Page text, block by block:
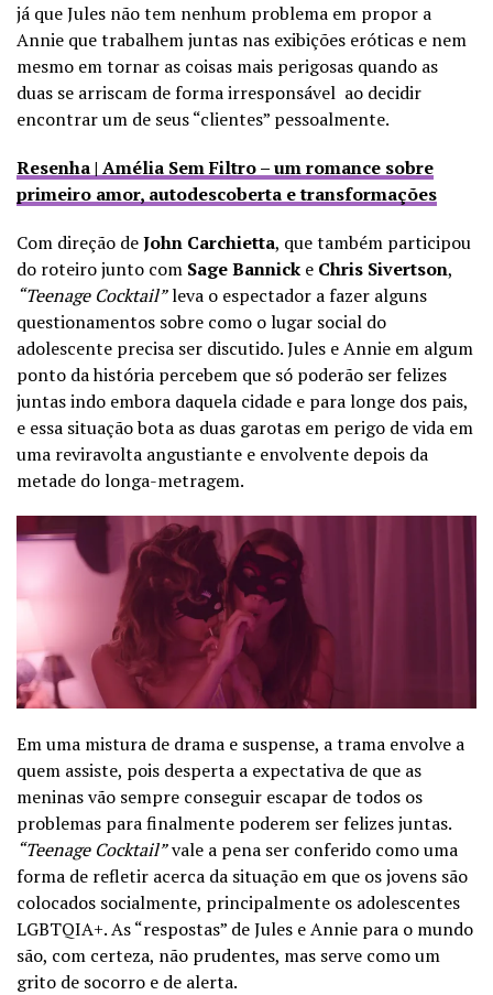
já que Jules não tem nenhum problema em propor a
Annie que trabalhem juntas nas exibições eróticas e nem
mesmo em tornar as coisas mais perigosas quando as
duas se arriscam de forma irresponsável ao decidir
encontrar um de seus “clientes” pessoalmente.
Resenha | Amélia Sem Filtro – um romance sobre
primeiro amor, autodescoberta e transformações
Com direção deJohn Carchietta, que também participou
do roteiro junto com Sage Bannick e Chris Sivertson,
“Teenage Cocktail”leva o espectador a fazer alguns
questionamentos sobre como o lugar social do
adolescente precisa ser discutido. Jules e Annie em algum
ponto da história percebem que só poderão ser felizes
juntas indo embora daquela cidade e para longe dos pais,
e essa situação bota as duas garotas em perigo de vida em
uma reviravolta angustiante e envolvente depois da
metade do longa-metragem.
Em uma mistura de drama e suspense, a trama envolve a
quem assiste, pois desperta a expectativa de que as
meninas vão sempre conseguir escapar de todos os
problemas para finalmente poderem ser felizes juntas.
“Teenage Cocktail”vale a pena ser conferido como uma
forma de refletir acerca da situação em que os jovens são
colocados socialmente, principalmente os adolescentes
LGBTQIA+. As “respostas” de Jules e Annie para o mundo
são, com certeza, não prudentes, mas serve como um
grito de socorro e de alerta.